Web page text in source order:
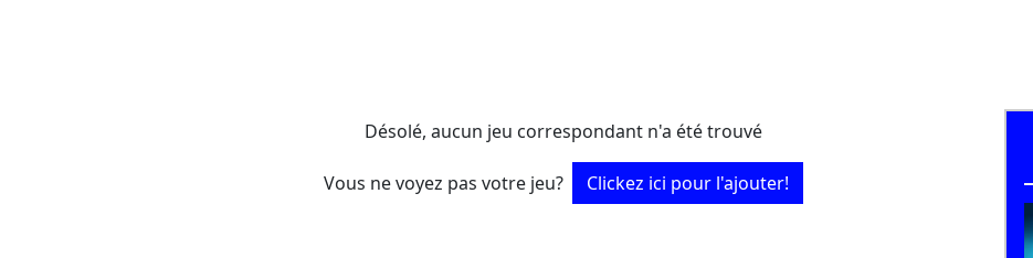
Désolé, aucun jeu correspondant n'a été trouvé
Vous ne voyez pas votre jeu? Clickez ici pour l'ajouter!